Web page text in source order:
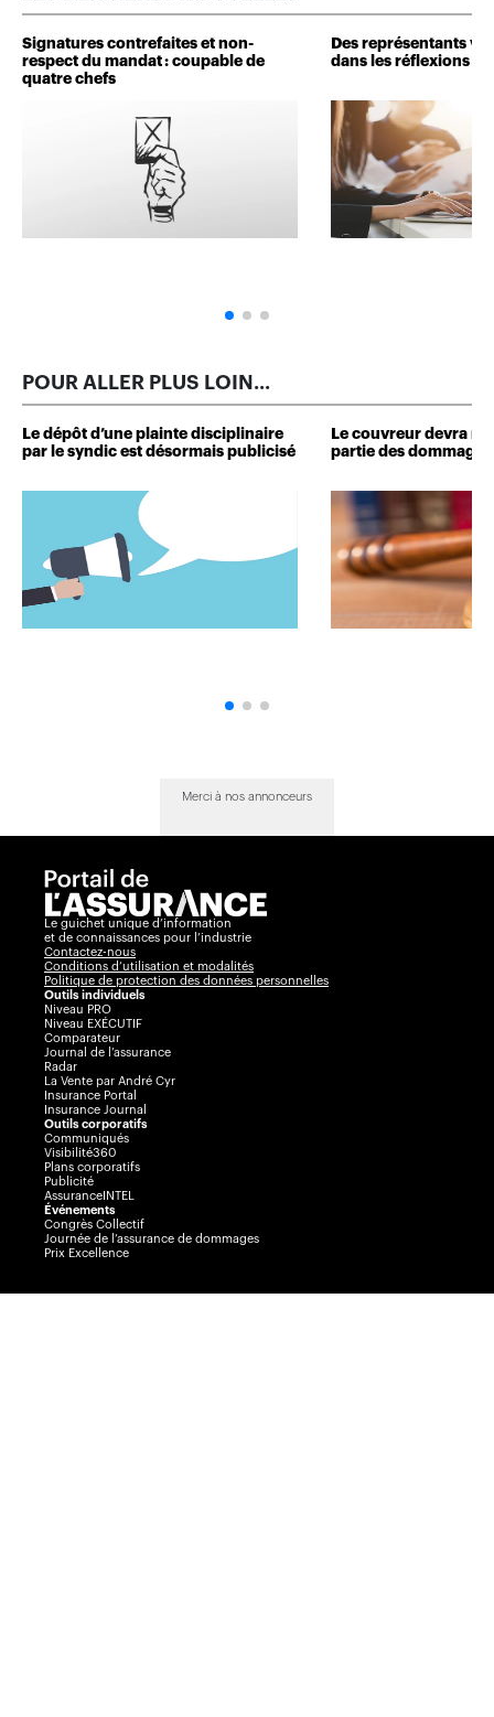
Signatures contrefaites et non-
respect du mandat : coupable de
quatre chefs
Des représentants
dans les réflexions de
POUR ALLER PLUS LOIN...
Le dépôt d’une plainte disciplinaire
par le syndic est désormais publicisé
Le couvreur devra
partie des dommages
Merci à nos annonceurs
Le guichet unique d’information
et de connaissances pour l’industrie
Contactez-nous
Conditions d’utilisation et modalités
Politique de protection des données personnelles
Outils individuels
Niveau PRO
Niveau EXÉCUTIF
Comparateur
Journal de l’assurance
Radar
La Vente par André Cyr
Insurance Portal
Insurance Journal
Outils corporatifs
Communiqués
Visibilité360
Plans corporatifs
Publicité
AssuranceINTEL
Événements
Congrès Collectif
Journée de l’assurance de dommages
Prix Excellence